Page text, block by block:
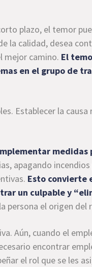
plazo, el temor
la calidad, desea
mejor camino. El
en el grupo de
Establecer la
medidas
apagando
Esto convierte
un culpable y
persona el origen del
Aún, cuando el
encontrar
el rol que se les